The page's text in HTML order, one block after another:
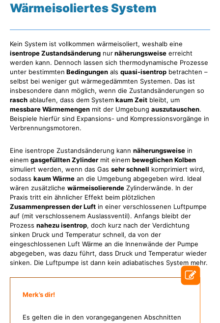
Wärmeisoliertes System
Kein System ist vollkommen wärmeisoliert, weshalb eine
isentrope Zustandsänderung nurnäherungsweise erreicht
werden kann. Dennoch lassen sich thermodynamische Prozesse
unter bestimmten Bedingungen als quasi-isentrop betrachten –
selbst bei weniger gut wärmegedämmten Systemen. Das ist
insbesondere dann möglich, wenn die Zustandsänderungen so
rasch ablaufen, dass dem Systemkaum Zeit bleibt, um
messbare Wärmemengen mit der Umgebung auszutauschen.
Beispiele hierfür sind Expansions- und Kompressionsvorgänge in
Verbrennungsmotoren.
Eine isentrope Zustandsänderung kann näherungsweise in
einem gasgefüllten Zylinder mit einem beweglichen Kolben
simuliert werden, wenn das Gas sehr schnell komprimiert wird,
sodass kaum Wärme an die Umgebung abgegeben wird. Ideal
wären zusätzliche wärmeisolierende Zylinderwände. In der
Praxis tritt ein ähnlicher Effekt beim plötzlichen
Zusammenpressen der Luft in einer verschlossenen Luftpumpe
auf (mit verschlossenem Auslassventil). Anfangs bleibt der
Prozess nahezu isentrop, doch kurz nach der Verdichtung
sinken Druck und Temperatur schnell, da von der
eingeschlossenen Luft Wärme an die Innenwände der Pumpe
abgegeben, was dazu führt, dass Druck und Temperatur wieder
sinken. Die Luftpumpe ist dann kein adiabatisches System mehr.
Merk’s dir!
Es gelten die in den vorangegangenen Abschnitten